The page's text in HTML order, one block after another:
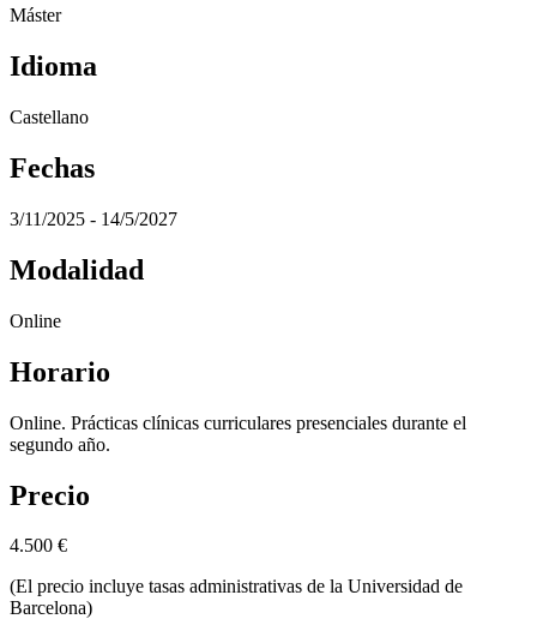
Máster
Idioma
Castellano
Fechas
3/11/2025 - 14/5/2027
Modalidad
Online
Horario
Online. Prácticas clínicas curriculares presenciales durante el
segundo año.
Precio
4.500 €
(El precio incluye tasas administrativas de la Universidad de
Barcelona)